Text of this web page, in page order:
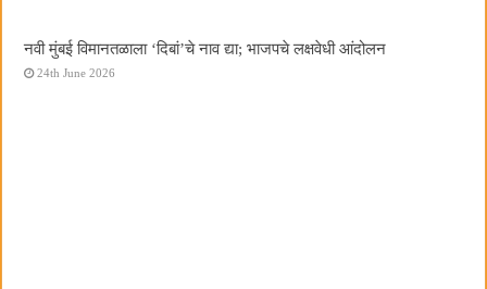
नवी मुंबई विमानतळाला ‌‘दिबां‌’चे नाव द्या; भाजपचे लक्षवेधी आंदोलन
24th June 2026